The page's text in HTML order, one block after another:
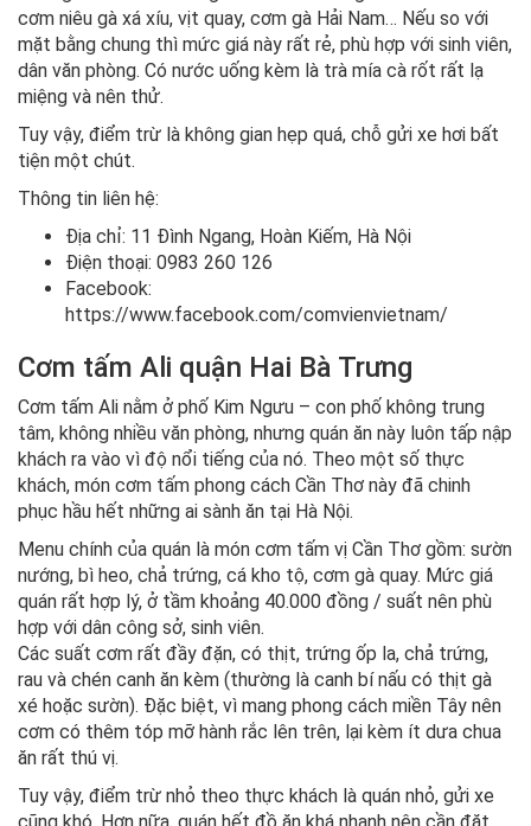
cơm niêu gà xá xíu, vịt quay, cơm gà Hải Nam… Nếu so với
mặt bằng chung thì mức giá này rất rẻ, phù hợp với sinh viên,
dân văn phòng. Có nước uống kèm là trà mía cà rốt rất lạ
miệng và nên thử.
Tuy vậy, điểm trừ là không gian hẹp quá, chỗ gửi xe hơi bất
tiện một chút.
Thông tin liên hệ:
Địa chỉ: 11 Đình Ngang, Hoàn Kiếm, Hà Nội
Điện thoại: 0983 260 126
Facebook:
https://www.facebook.com/comvienvietnam/
Cơm tấm Ali quận Hai Bà Trưng
Cơm tấm Ali nằm ở phố Kim Ngưu – con phố không trung
tâm, không nhiều văn phòng, nhưng quán ăn này luôn tấp nập
khách ra vào vì độ nổi tiếng của nó. Theo một số thực
khách, món cơm tấm phong cách Cần Thơ này đã chinh
phục hầu hết những ai sành ăn tại Hà Nội.
Menu chính của quán là món cơm tấm vị Cần Thơ gồm: sườn
nướng, bì heo, chả trứng, cá kho tộ, cơm gà quay. Mức giá
quán rất hợp lý, ở tầm khoảng 40.000 đồng / suất nên phù
hợp với dân công sở, sinh viên.
Các suất cơm rất đầy đặn, có thịt, trứng ốp la, chả trứng,
rau và chén canh ăn kèm (thường là canh bí nấu có thịt gà
xé hoặc sườn). Đặc biệt, vì mang phong cách miền Tây nên
cơm có thêm tóp mỡ hành rắc lên trên, lại kèm ít dưa chua
ăn rất thú vị.
Tuy vậy, điểm trừ nhỏ theo thực khách là quán nhỏ, gửi xe
cũng khó. Hơn nữa, quán hết đồ ăn khá nhanh nên cần đặt